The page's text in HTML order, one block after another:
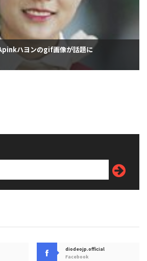
ハヨンのgif画像が話題に
diodeojp.official
Facebook